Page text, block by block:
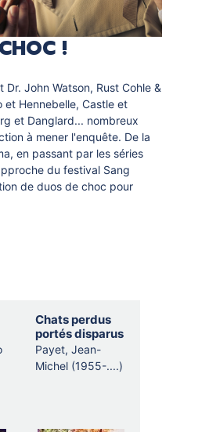
!
Dr. John Watson, Rust Cohle &
et Hennebelle, Castle et
et Danglard... nombreux
à mener l'enquête. De la
en passant par les séries
du festival Sang
de duos de choc pour
Chats perdus
portés disparus
Payet, Jean-
Michel (1955-....)